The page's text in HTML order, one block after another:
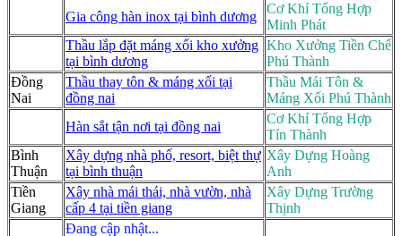
Gia công hàn inox tại bình dương
Cơ Khí Tổng Hợp
Minh Phát
Thầu lắp đặt máng xối kho xưởng
tại bình dương
Kho Xưởng Tiền Chế
Phú Thành
Đồng
Nai
Thầu thay tôn & máng xối tại
đồng nai
Thầu Mái Tôn &
Máng Xối Phú Thành
Hàn sắt tận nơi tại đồng nai
Cơ Khí Tổng Hợp
Tín Thành
Bình
Thuận
Xây dựng nhà phố, resort, biệt thự
tại bình thuận
Xây Dựng Hoàng
Anh
Tiền
Giang
Xây nhà mái thái, nhà vườn, nhà
cấp 4 tại tiền giang
Xây Dựng Trường
Thịnh
Đang cập nhật...